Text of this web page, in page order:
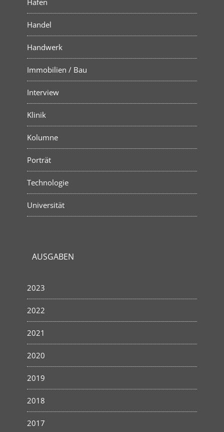
Handel
Handwerk
Immobilien / Bau
Interview
Klinik
Kolumne
Porträt
Technologie
Universität
AUSGABEN
2023
2022
2021
2020
2019
2018
2017